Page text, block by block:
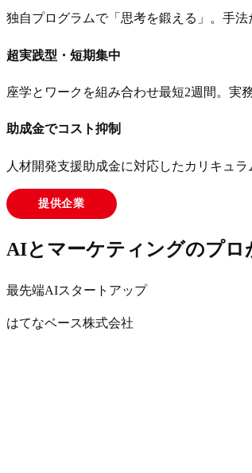
独自プログラムで「思考を鍛える」。手
超実践型・短期集中
座学とワークを組み合わせ最短2週間。実
助成金でコスト抑制
人材開発支援助成金に対応したカリキュ
提供企業
AIとマーケティングのプロ
最先端AIスタートアップ
はてなベース株式会社